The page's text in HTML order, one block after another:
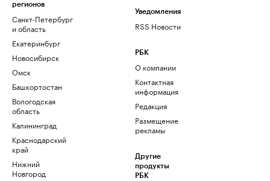
регионов
Санкт-Петербург
и область
Екатеринбург
Новосибирск
Омск
Башкортостан
Вологодская
область
Калининград
Краснодарский
край
Нижний
Новгород
Уведомления
RSS Новости
РБК
О компании
Контактная
информация
Редакция
Размещение
рекламы
Другие
продукты
РБК